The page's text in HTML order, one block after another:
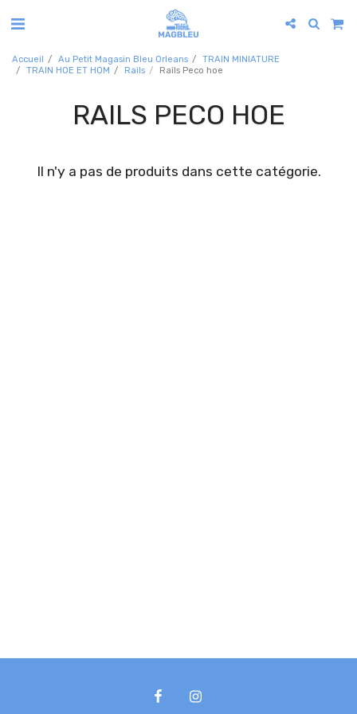
Accueil Au Petit Magasin Bleu Orleans
TRAIN MINIATURE
TRAIN HOE ET HOM
Rails Rails Peco hoe
RAILS PECO HOE
Il n'y a pas de produits dans cette catégorie.